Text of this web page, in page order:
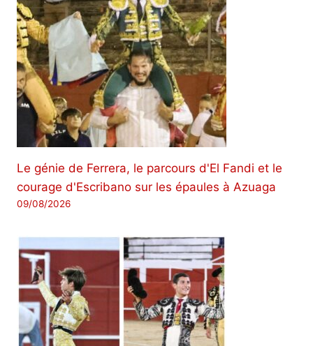
Le génie de Ferrera, le parcours d'El Fandi et le
courage d'Escribano sur les épaules à Azuaga
09/08/2026